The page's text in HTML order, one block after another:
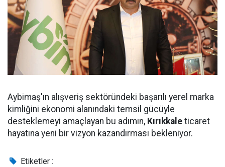
Aybimaş'ın alışveriş sektöründeki başarılı yerel marka
kimliğini ekonomi alanındaki temsil gücüyle
desteklemeyi amaçlayan bu adımın, Kırıkkale ticaret
hayatına yeni bir vizyon kazandırması bekleniyor.
Etiketler :